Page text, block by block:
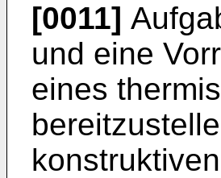
[0011]
und eine
eines